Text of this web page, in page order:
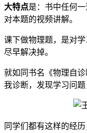
大特点是：书中任何
对本题的视频讲解。
课下做物理题，是对
尽早解决掉。
就如同书名《物理自
我诊断，发现学习问题
同学们都有这样的经